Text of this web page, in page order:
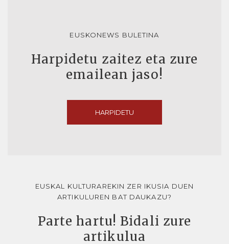
EUSKONEWS BULETINA
Harpidetu zaitez eta zure
emailean jaso!
HARPIDETU
EUSKAL KULTURAREKIN ZER IKUSIA DUEN
ARTIKULUREN BAT DAUKAZU?
Parte hartu! Bidali zure
artikulua